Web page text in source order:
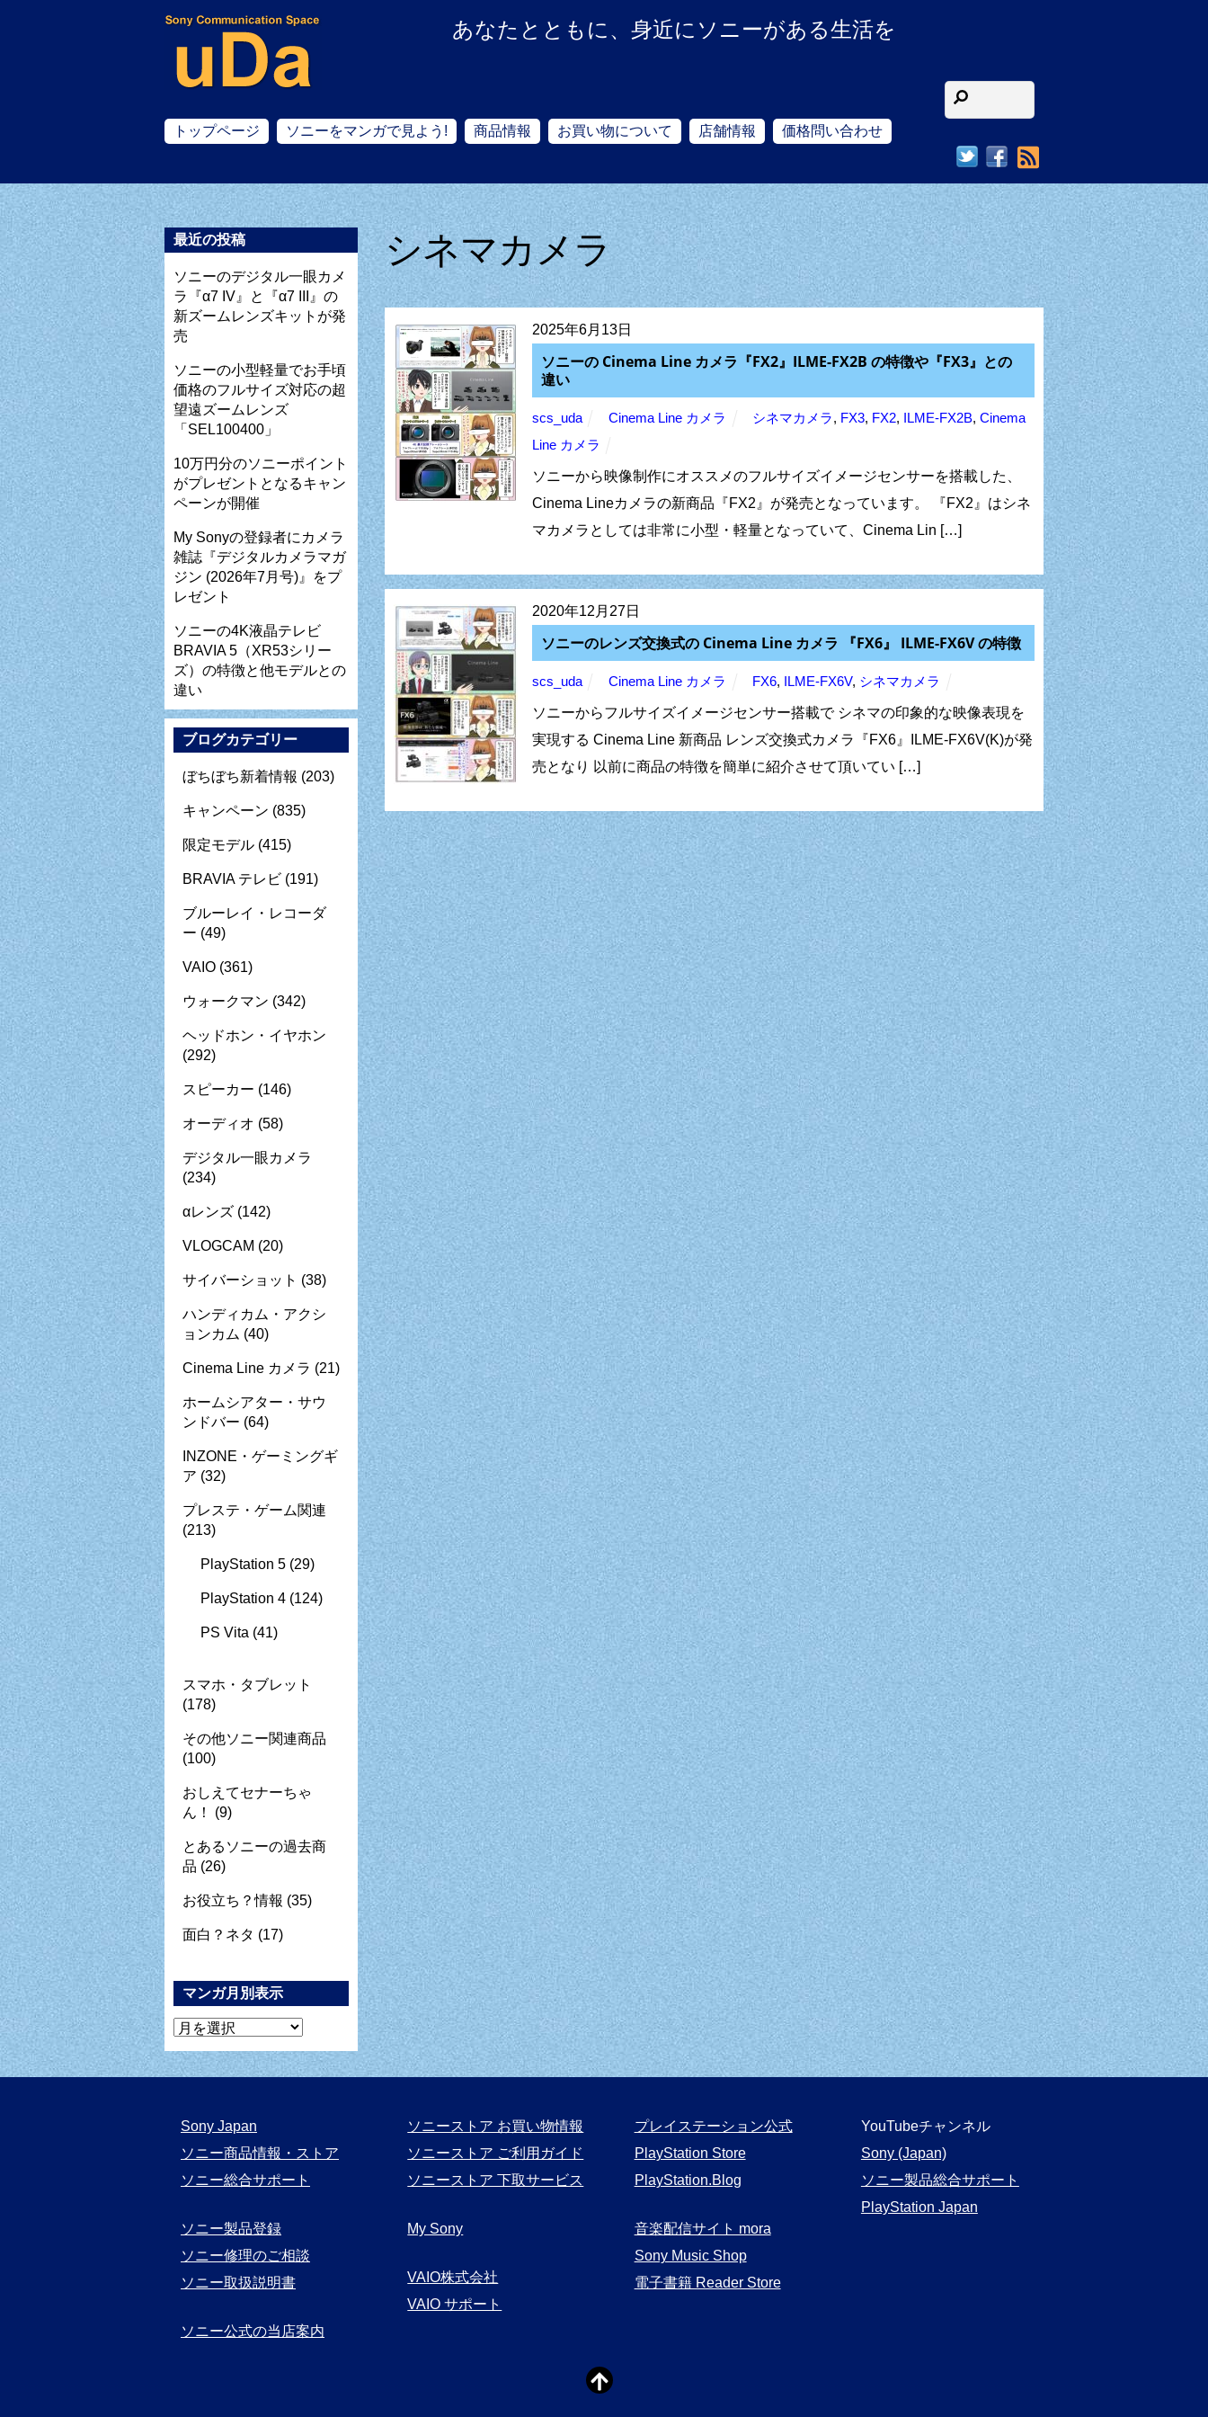
あなたとともに、身近にソニーがある生活を
トップページ ソニーをマンガで見よう! 商品情報 お買い物について 店舗情報
価格問い合わせ
シネマカメラ
2025年6月13日
ソニーの Cinema Line カメラ『FX2』ILME-FX2B の特徴や『FX3』との
違い
scs_uda Cinema Line カメラ シネマカメラ, FX3, FX2, ILME-FX2B,Cinema
Line カメラ
ソニーから映像制作にオススメのフルサイズイメージセンサーを搭載した、
Cinema Lineカメラの新商品『FX2』が発売となっています。 『FX2』はシネ
マカメラとしては非常に小型・軽量となっていて、Cinema Lin […]
2020年12月27日
ソニーのレンズ交換式の Cinema Line カメラ 『FX6』 ILME-FX6V の特徴
scs_uda Cinema Line カメラ FX6, ILME-FX6V, シネマカメラ
ソニーからフルサイズイメージセンサー搭載で シネマの印象的な映像表現を
実現する Cinema Line 新商品 レンズ交換式カメラ『FX6』ILME-FX6V(K)が発
売となり 以前に商品の特徴を簡単に紹介させて頂いてい […]
最近の投稿
ソニーのデジタル一眼カメ
ラ『α7 IV』と『α7 III』の
新ズームレンズキットが発
売
ソニーの小型軽量でお手頃
価格のフルサイズ対応の超
望遠ズームレンズ
「SEL100400」
10万円分のソニーポイント
がプレゼントとなるキャン
ペーンが開催
My Sonyの登録者にカメラ
雑誌『デジタルカメラマガ
ジン (2026年7月号)』をプ
レゼント
ソニーの4K液晶テレビ
BRAVIA 5（XR53シリー
ズ）の特徴と他モデルとの
違い
ブログカテゴリー
ぼちぼち新着情報 (203)
キャンペーン (835)
限定モデル (415)
BRAVIA テレビ (191)
ブルーレイ・レコーダ
ー (49)
VAIO (361)
ウォークマン (342)
ヘッドホン・イヤホン
(292)
スピーカー (146)
オーディオ (58)
デジタル一眼カメラ
(234)
αレンズ (142)
VLOGCAM (20)
サイバーショット (38)
ハンディカム・アクシ
ョンカム (40)
Cinema Line カメラ (21)
ホームシアター・サウ
ンドバー (64)
INZONE・ゲーミングギ
ア (32)
プレステ・ゲーム関連
(213)
PlayStation 5 (29)
PlayStation 4 (124)
PS Vita (41)
スマホ・タブレット
(178)
その他ソニー関連商品
(100)
おしえてセナーちゃ
ん！
(9)
とあるソニーの過去商
品 (26)
お役立ち？情報 (35)
面白？ネタ (17)
マンガ月別表示
マ
ン
ガ
別
表
示
Sony Japan
ソニー商品情報・ストア
ソニー総合サポート
ソニー製品登録
ソニー修理のご相談
ソニー取扱説明書
ソニー公式の当店案内
ソニーストア お買い物情報
ソニーストア ご利用ガイド
ソニーストア 下取サービス
My Sony
VAIO株式会社
VAIO サポート
プレイステーション公式
PlayStation Store
PlayStation.Blog
音楽配信サイト mora
Sony Music Shop
電子書籍 Reader Store
YouTubeチャンネル
Sony (Japan)
ソニー製品総合サポート
PlayStation Japan